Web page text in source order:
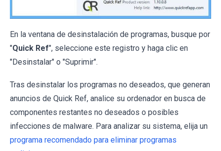
En la ventana de desinstalación de programas, busque por
"Quick Ref", seleccione este registro y haga clic en
"Desinstalar" o "Suprimir".
Tras desinstalar los programas no deseados, que generan
anuncios de Quick Ref, analice su ordenador en busca de
componentes restantes no deseados o posibles
infecciones de malware. Para analizar su sistema, elija un
programa recomendado para eliminar programas